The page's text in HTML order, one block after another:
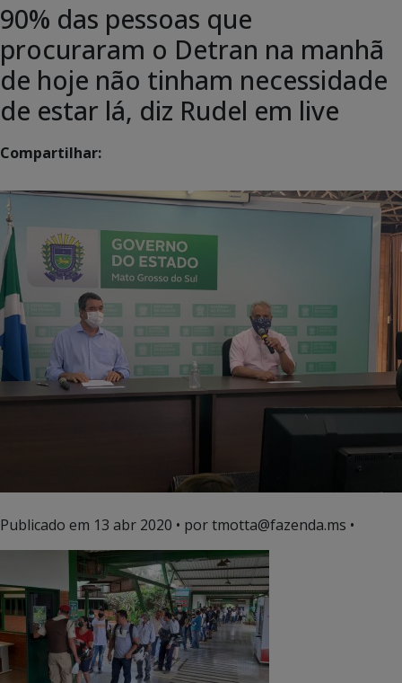
90% das pessoas que
procuraram o Detran na manhã
de hoje não tinham necessidade
de estar lá, diz Rudel em live
Compartilhar:
Publicado em 13 abr 2020 • por tmotta@fazenda.ms •